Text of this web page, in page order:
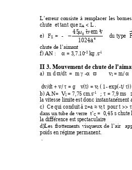
L’erreur consiste à remplacer les bornes
chute  et tant que zA < L .
e) FZ = -
0
4
45 ²
²
1024
em v
a

 du type
chute de l’aimant
f) AN :  = 3,7.10-2 kg .s-1
II 3. Mouvement de chute de
a)  m d /dt  =  m  - 
  v
l = m/ 
dv/dt + v/  = g    v(t) = vl ( 1- exp(-t/ 
b) A.N=  Vl = 7,75 cm.s-1 ;  = 7,9 ms
la vitesse limite est donc instantanément
c)  Ce qui conduit à z=a  vl t  pour t >> 
dans un tube de verre  t’C =  0,45 s chute
la différence est spectaculaire
d)Les frottements visqueux de l’air
poids en régime permanent.
.